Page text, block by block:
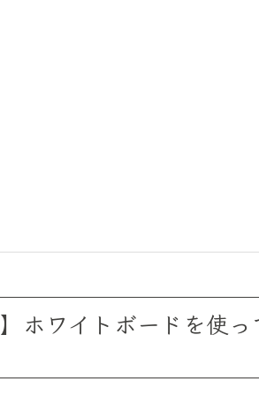
ホワイトボードを使っ